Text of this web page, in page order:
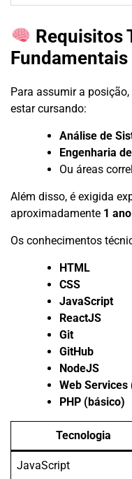
Requisitos
Fundamentais
Para assumir a
estar cursando:
Análise de
Engenharia
Ou áreas
Além disso, é exigida
aproximadamente 1
Os conhecimentos
HTML
CSS
JavaScript
ReactJS
Git
GitHub
NodeJS
Web Services
PHP (básico)
Tecnologia
JavaScript